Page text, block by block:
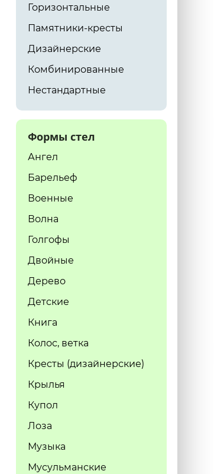
Горизонтальные
Памятники-кресты
Дизайнерские
Комбинированные
Нестандартные
Формы стел
Ангел
Барельеф
Военные
Волна
Голгофы
Двойные
Дерево
Детские
Книга
Колос, ветка
Кресты (дизайнерские)
Крылья
Купол
Лоза
Музыка
Мусульманские